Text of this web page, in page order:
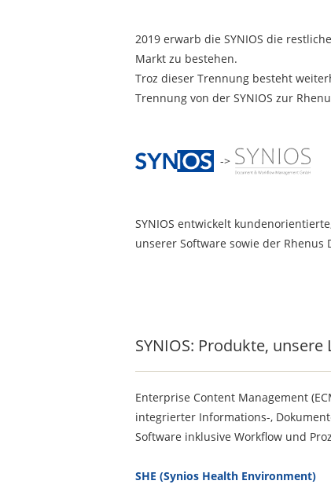
2019 erwarb die SYNIOS die
Markt zu bestehen.
Troz dieser Trennung besteht
Trennung von der SYNIOS zur
->
SYNIOS entwickelt
unserer Software sowie der
SYNIOS: Produkte, unsere
Enterprise Content Management
integrierter Informations-,
Software inklusive Workflow und
SHE (Synios Health Environment)